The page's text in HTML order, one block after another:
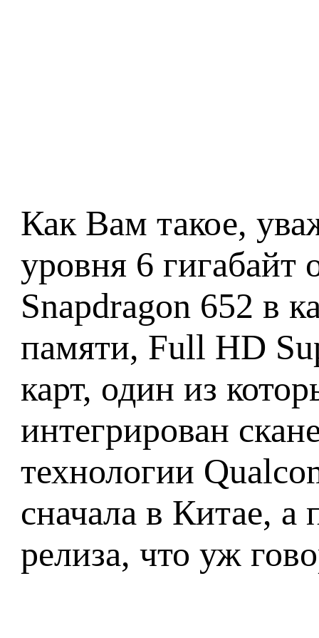
Как Вам такое,
уровня 6
Snapdragon 652 в
памяти, Full HD
карт, один из
интегрирован
технологии
сначала в Китае, а
релиза, что уж